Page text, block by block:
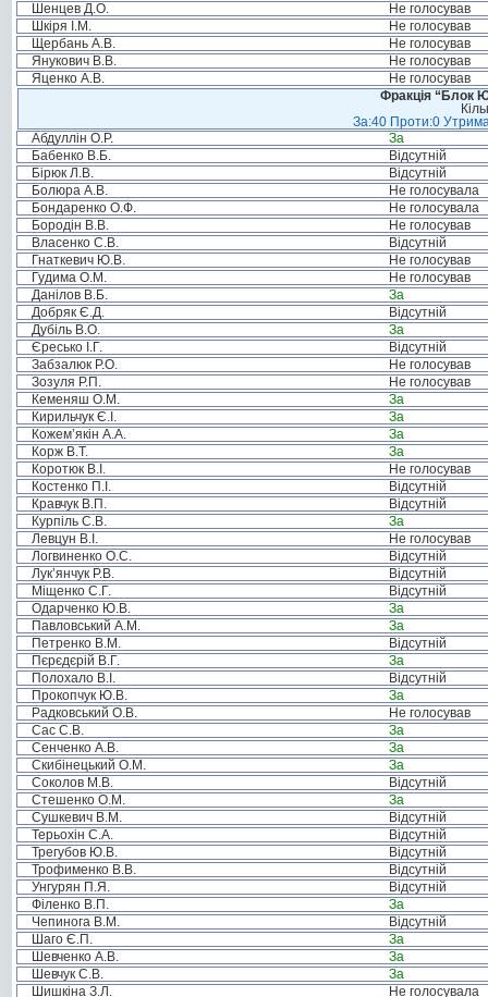
Шенцев Д.О.
Не голосував
Шкіря І.М.
Не голосував
Щербань А.В.
Не голосував
Янукович В.В.
Не голосував
Яценко А.В.
Не голосував
Фракція “Блок
За:40 Проти:0
Абдуллін О.Р.
За
Бабенко В.Б.
Відсутній
Бірюк Л.В.
Відсутній
Болюра А.В.
Не голосувала
Бондаренко О.Ф.
Не голосувала
Бородін В.В.
Не голосував
Власенко С.В.
Відсутній
Гнаткевич Ю.В.
Не голосував
Гудима О.М.
Не голосував
Данілов В.Б.
За
Добряк Є.Д.
Відсутній
Дубіль В.О.
За
Єресько І.Г.
Відсутній
Забзалюк Р.О.
Не голосував
Зозуля Р.П.
Не голосував
Кеменяш О.М.
За
Кирильчук Є.І.
За
Кожем’якін А.А.
За
Корж В.Т.
За
Коротюк В.І.
Не голосував
Костенко П.І.
Відсутній
Кравчук В.П.
Відсутній
Курпіль С.В.
За
Левцун В.І.
Не голосував
Логвиненко О.С.
Відсутній
Лук’янчук Р.В.
Відсутній
Міщенко С.Г.
Відсутній
Одарченко Ю.В.
За
Павловський А.М.
За
Петренко В.М.
Відсутній
Пєрєдєрій В.Г.
За
Полохало В.І.
Відсутній
Прокопчук Ю.В.
За
Радковський О.В.
Не голосував
Сас С.В.
За
Сенченко А.В.
За
Скибінецький О.М.
За
Соколов М.В.
Відсутній
Стешенко О.М.
За
Сушкевич В.М.
Відсутній
Терьохін С.А.
Відсутній
Трегубов Ю.В.
Відсутній
Трофименко В.В.
Відсутній
Унгурян П.Я.
Відсутній
Філенко В.П.
За
Чепинога В.М.
Відсутній
Шаго Є.П.
За
Шевченко А.В.
За
Шевчук С.В.
За
Шишкіна З.Л.
Не голосувала